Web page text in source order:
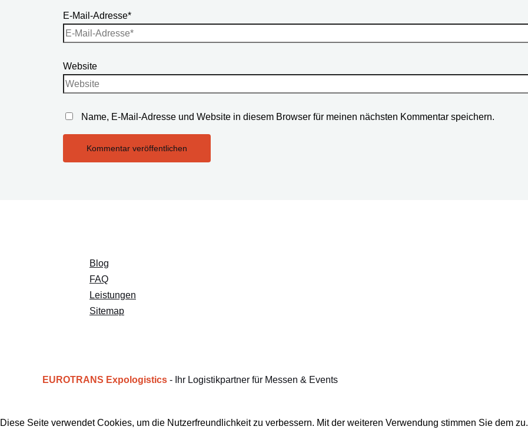
E-Mail-Adresse*
Website
Name, E-Mail-Adresse und Website in diesem Browser für meinen nächsten Kommentar speichern.
Blog
FAQ
Leistungen
Sitemap
EUROTRANS Expologistics - Ihr Logistikpartner für Messen & Events
Diese Seite verwendet Cookies, um die Nutzerfreundlichkeit zu verbessern. Mit der weiteren Verwendung stimmen Sie dem zu.